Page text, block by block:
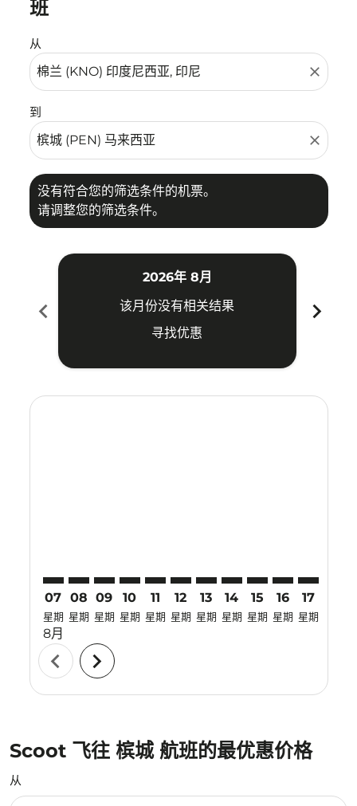
班
从
close
到
close
没有符合您的筛选条件的机票。
请调整您的筛选条件。
chevron_left
2026年 8月
该月份没有相关结果
寻找优惠
chevron_right
07
星期
8月
08
星期
09
星期
10
星期
11
星期
12
星期
13
星期
14
星期
15
星期
16
星期
17
星期
chevron_left chevron_right
Scoot 飞往 槟城 航班的最优惠价格
从